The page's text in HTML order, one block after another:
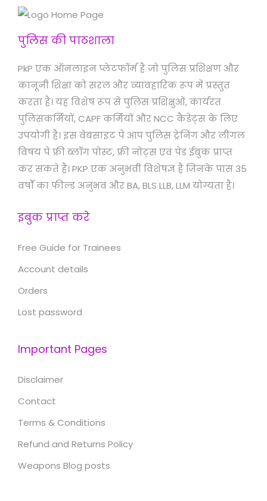
पुलिस की पाठशाला
PkP एक ऑनलाइन प्लेटफॉर्म है जो पुलिस प्रशिक्षण और
कानूनी शिक्षा को सरल और व्यावहारिक रूप में प्रस्तुत
करता है। यह विशेष रूप से पुलिस प्रशिक्षुओं, कार्यरत
पुलिसकर्मियों, CAPF कर्मियों और NCC कैडेट्स के लिए
उपयोगी है। इस वेबसाइट पे आप पुलिस ट्रेनिंग और लीगल
विषय पे फ्री ब्लॉग पोस्ट, फ्री नोट्स एवं पेड ईबुक प्राप्त
कर सकते हैं। PKP एक अनुभवी विशेषज्ञ हैं जिनके पास 35
वर्षों का फील्ड अनुभव और BA, BLS LLB, LLM योग्यता है।
इबुक प्राप्त करे
Free Guide for Trainees
Account details
Orders
Lost password
Important Pages
Disclaimer
Contact
Terms & Conditions
Refund and Returns Policy
Weapons Blog posts